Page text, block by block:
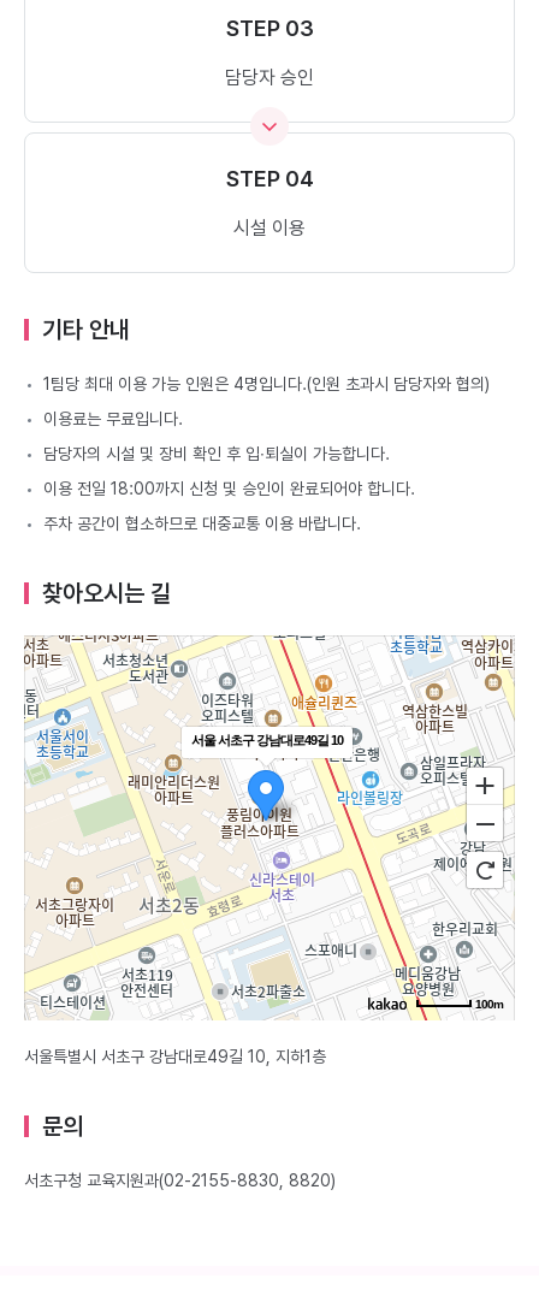
STEP 03
담당자 승인
STEP 04
시설 이용
기타 안내
1팀당 최대 이용 가능 인원은 4명입니다.(인원 초과시 담당자와 협의)
이용료는 무료입니다.
담당자의 시설 및 장비 확인 후 입∙퇴실이 가능합니다.
이용 전일 18:00까지 신청 및 승인이 완료되어야 합니다.
주차 공간이 협소하므로 대중교통 이용 바랍니다.
찾아오시는 길
서울 서초구 강남대로49길 10
100m
서울특별시 서초구 강남대로49길 10, 지하1층
문의
서초구청 교육지원과(02-2155-8830, 8820)